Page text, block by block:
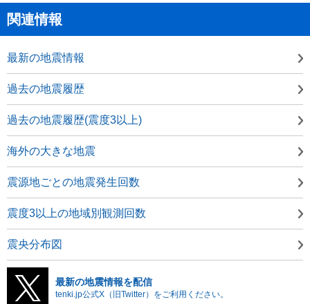
関連情報
最新の地震情報
過去の地震履歴
過去の地震履歴(震度3以上)
海外の大きな地震
震源地ごとの地震発生回数
震度3以上の地域別観測回数
震央分布図
最新の地震情報を配信
tenki.jp公式X（旧Twitter）をご利用ください。